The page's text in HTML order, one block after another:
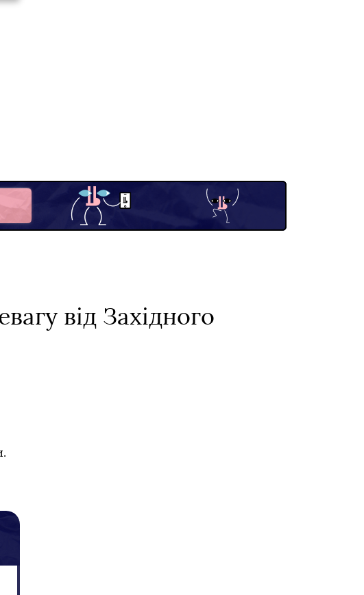
від Західного